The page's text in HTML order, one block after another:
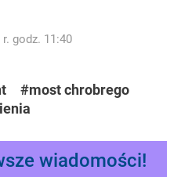
godz. 11:40
#most chrobrego
wiadomości!